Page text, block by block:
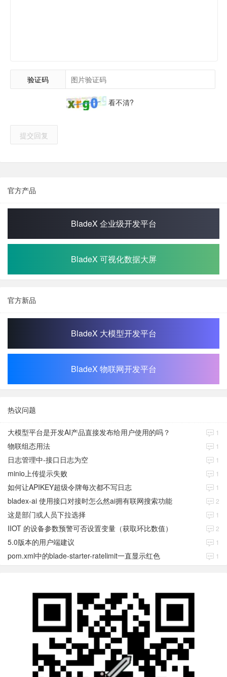
验证码
看不清?
提交回复
官方产品
BladeX 企业级开发平台
BladeX 可视化数据大屏
官方新品
BladeX 大模型开发平台
BladeX 物联网开发平台
热议问题
大模型平台是开发AI产品直接发布给用户使用的吗？ 1
物联组态用法 1
日志管理中-接口日志为空 1
minio上传提示失败 1
如何让APIKEY超级令牌每次都不写日志 1
bladex-ai 使用接口对接时怎么然ai拥有联网搜索功能 2
这是部门或人员下拉选择 1
IIOT 的设备参数预警可否设置变量（获取环比数值） 2
5.0版本的用户端建议 1
pom.xml中的blade-starter-ratelimit一直显示红色 1